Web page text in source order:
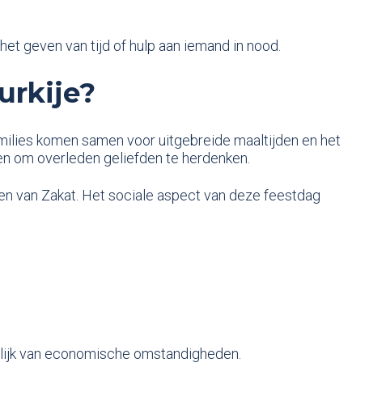
geven van tijd of hulp aan iemand in nood.
komen samen voor uitgebreide maaltijden en het
om overleden geliefden te herdenken.
van Zakat. Het sociale aspect van deze feestdag
van economische omstandigheden.